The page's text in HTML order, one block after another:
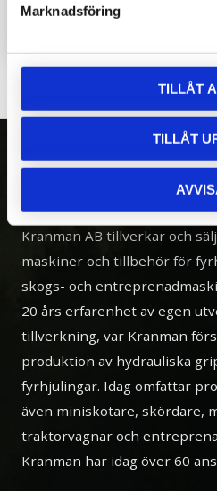
Marknadsföring
TILLÅT
TILLÅT
Kranman AB tillverkar och
maskiner och tillbehör för
skogs- och
20 års erfarenhet av egen
tillverkning, var Kranman
produktion av hydrauliska
fyrhjulingar. Idag omfattar
även miniskotare, skördare,
traktorvagnar och
Kranman har idag över 60